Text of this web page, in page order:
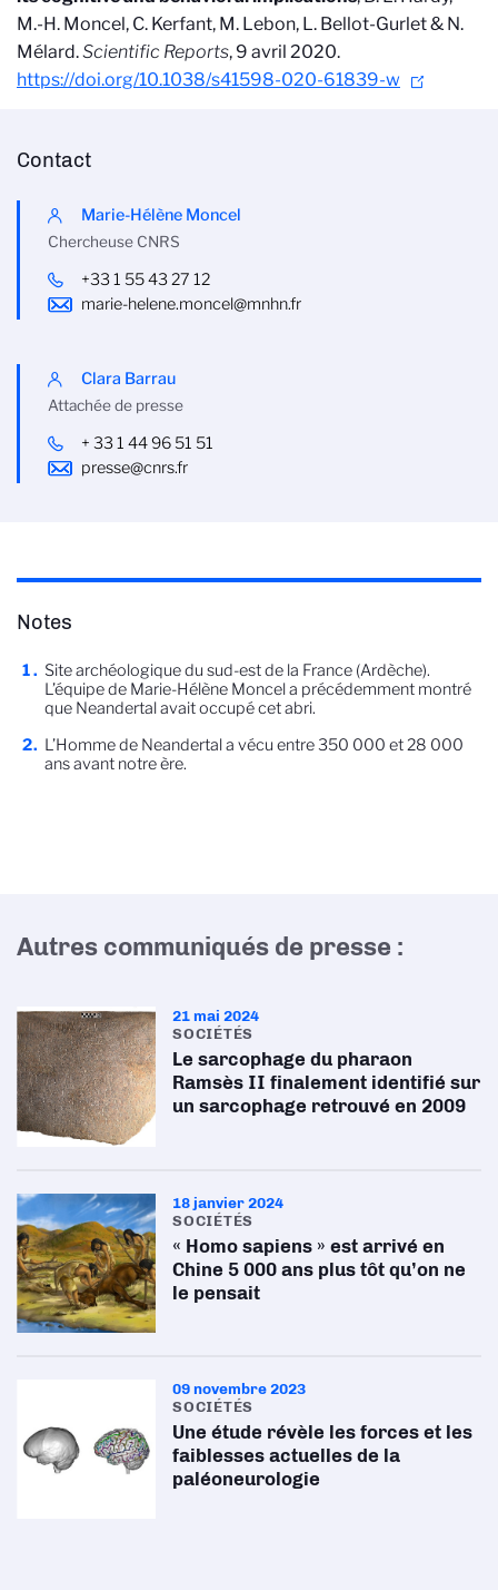
M.-H. Moncel, C. Kerfant, M. Lebon, L. Bellot-Gurlet & N.
Mélard.Scientific Reports, 9 avril 2020.
https://doi.org/10.1038/s41598-020-61839-w
Contact
Marie-Hélène Moncel
Chercheuse CNRS
+33 1 55 43 27 12
marie-helene.moncel@mnhn.fr
Clara Barrau
Attachée de presse
+ 33 1 44 96 51 51
presse@cnrs.fr
Notes
Site archéologique du sud-est de la France (Ardèche).
L’équipe de Marie-Hélène Moncel a précédemment montré
que Neandertal avait occupé cet abri.
L’Homme de Neandertal a vécu entre 350 000 et 28 000
ans avant notre ère.
Autres communiqués de presse :
21 mai 2024
SOCIÉTÉS
Le sarcophage du pharaon
Ramsès II finalement identifié sur
un sarcophage retrouvé en 2009
18 janvier 2024
SOCIÉTÉS
« Homo sapiens » est arrivé en
Chine 5 000 ans plus tôt qu’on ne
le pensait
09 novembre 2023
SOCIÉTÉS
Une étude révèle les forces et les
faiblesses actuelles de la
paléoneurologie